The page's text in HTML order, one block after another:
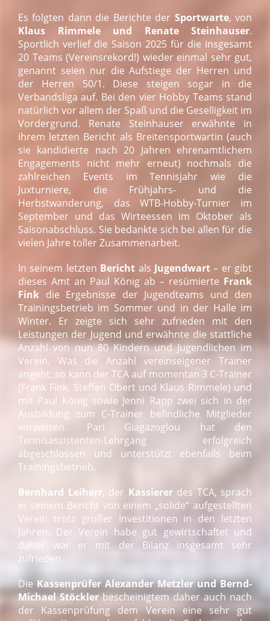
Es folgten dann die Berichte der Sportwarte, von
Klaus Rimmele und Renate Steinhauser.
Sportlich verlief die Saison 2025 für die insgesamt
20 Teams (Vereinsrekord!) wieder einmal sehr gut,
genannt seien nur die Aufstiege der Herren und
der Herren 50/1. Diese steigen sogar in die
Verbandsliga auf. Bei den vier Hobby Teams stand
natürlich vor allem der Spaß und die Geselligkeit im
Vordergrund. Renate Steinhauser erwähnte in
ihrem letzten Bericht als Breitensportwartin (auch
sie kandidierte nach 20 Jahren ehrenamtlichem
Engagements nicht mehr erneut) nochmals die
zahlreichen Events im Tennisjahr wie die
Juxturniere, die Frühjahrs- und die
Herbstwanderung, das WTB-Hobby-Turnier im
September und das Wirteessen im Oktober als
Saisonabschluss. Sie bedankte sich bei allen für die
vielen Jahre toller Zusammenarbeit.
In seinem letzten Bericht als Jugendwart– er gibt
dieses Amt an Paul König ab – resümierte Frank
Fink die Ergebnisse der Jugendteams und den
Trainingsbetrieb im Sommer und in der Halle im
Winter. Er zeigte sich sehr zufrieden mit den
Leistungen der Jugend und erwähnte die stattliche
Anzahl von nun 80 Kindern und Jugendlichen im
Verein. Was die Anzahl vereinseigener Trainer
angeht, so kann der TCA auf momentan 3 C-Trainer
(Frank Fink, Steffen Obert und Klaus Rimmele) und
mit Paul König sowie Jenni Rapp zwei sich in der
Ausbildung zum C-Trainer befindliche Mitglieder
vorweisen. Pari Giagazoglou hat den
Tennisassistenten-Lehrgang erfolgreich
abgeschlossen und unterstützt ebenfalls beim
Trainingsbetrieb.
Bernhard Leiherr, der Kassierer des TCA, sprach
in seinem Bericht von einem „solide“ aufgestellten
Verein trotz großer Investitionen in den letzten
Jahren. Der Verein habe gut gewirtschaftet und
daher war er mit der Bilanz insgesamt sehr
zufrieden.
DieKassenprüfer Alexander Metzler und Bernd-
Michael Stöcklerbescheinigtem daher auch nach
der Kassenprüfung dem Verein eine sehr gut